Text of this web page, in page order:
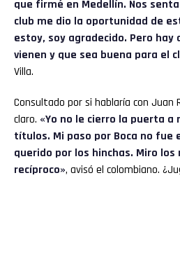
que firmé en Medellín. Nos
club me dio la oportunidad de
estoy, soy agradecido. Pero
vienen y que sea buena para el
Villa.
Consultado por si hablaría con Juan
claro. «Yo no le cierro la puerta a
títulos. Mi paso por Boca no fue
querido por los hinchas. Miro los
recíproco», avisó el colombiano.